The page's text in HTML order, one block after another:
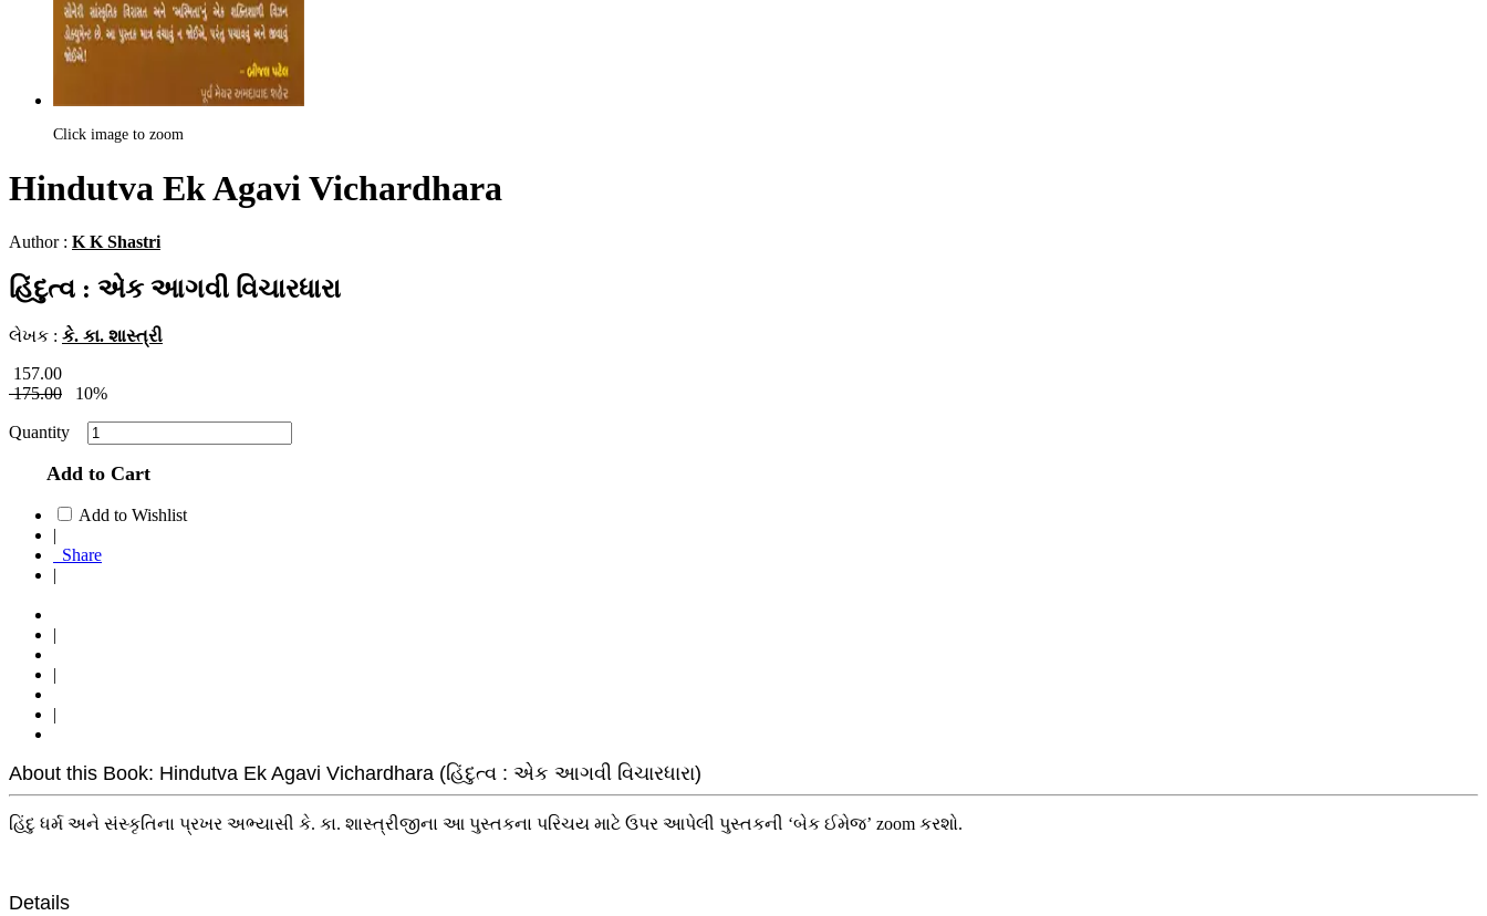
Click image to zoom
Hindutva Ek Agavi Vichardhara
Author : K K Shastri
હિંદુત્વ : એક આગવી વિચારધારા
લેખક : કે. કા. શાસ્ત્રી
157.00
175.00
10%
Quantity
Add to Cart
Add to Wishlist
|
Share
|
|
|
|
About this Book: Hindutva Ek Agavi Vichardhara (હિંદુત્વ : એક આગવી વિચારધારા)
હિંદુ ધર્મ અને સંસ્કૃતિના પ્રખર અભ્યાસી કે. કા. શાસ્ત્રીજીના આ પુસ્તકના પરિચય માટે ઉપર આપેલી પુસ્તકની ‘બેક ઈમેજ’ zoom કરશો.
Details